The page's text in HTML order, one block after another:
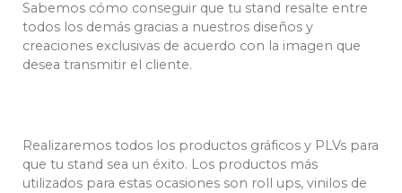
Sabemos cómo conseguir que tu stand resalte entre
todos los demás gracias a nuestros diseños y
creaciones exclusivas de acuerdo con la imagen que
desea transmitir el cliente.
Realizaremos todos los productos gráficos y PLVs para
que tu stand sea un éxito. Los productos más
utilizados para estas ocasiones son roll ups, vinilos de